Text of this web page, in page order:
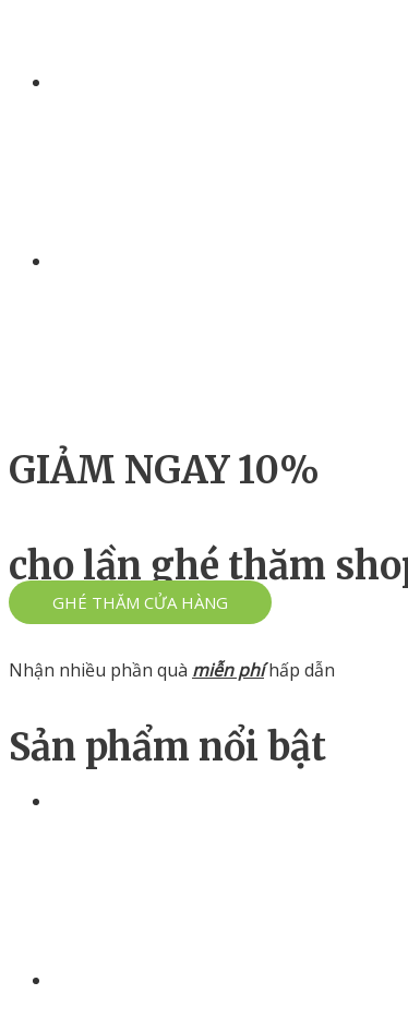
GIẢM NGAY 10%
cho lần ghé thăm
GHÉ THĂM CỬA HÀNG
Nhận nhiều phần quà miễn phíhấp dẫn
Sản phẩm nổi bật